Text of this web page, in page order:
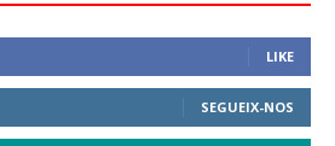
LIKE
SEGUEIX-NOS